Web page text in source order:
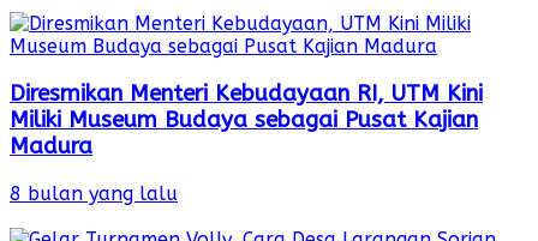
Diresmikan Menteri Kebudayaan RI, UTM Kini
Miliki Museum Budaya sebagai Pusat Kajian
Madura
8 bulan yang lalu